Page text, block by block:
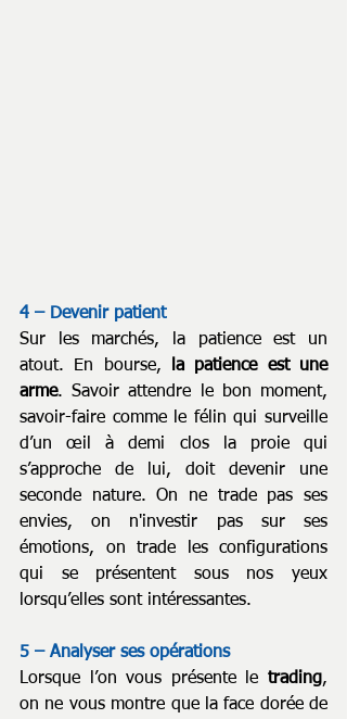
4 – Devenir patient
Sur les marchés, la patience est un
atout. En bourse, la patience est une
arme. Savoir attendre le bon moment,
savoir-faire comme le félin qui surveille
d’un œil à demi clos la proie qui
s’approche de lui, doit devenir une
seconde nature. On ne trade pas ses
envies, on n'investir pas sur ses
émotions, on trade les configurations
qui se présentent sous nos yeux
lorsqu’elles sont intéressantes.
5 – Analyser ses opérations
Lorsque l’on vous présente le trading,
on ne vous montre que la face dorée de